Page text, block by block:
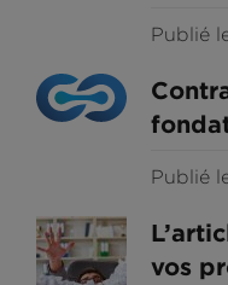
Publié
Publié
vos